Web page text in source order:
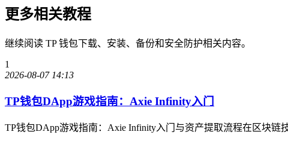
更多相关教程
继续阅读 TP 钱包下载、安装、备份和安全防护相关内容。
1
2026-08-07 14:13
TP钱包DApp游戏指南：Axie Infinity入门
TP钱包DApp游戏指南：Axie Infinity入门与资产提取流程在区块